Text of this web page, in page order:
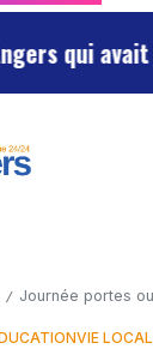
qui avait
/ Journée portes ouvertes du
VIE